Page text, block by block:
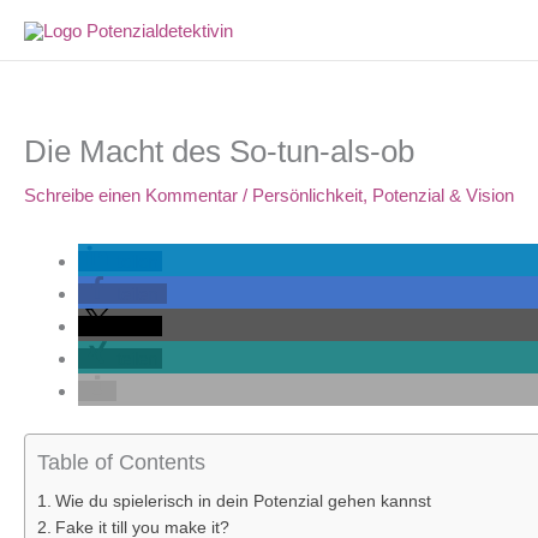
Inhalt
Die Macht des So-tun-als-ob
Schreibe einen Kommentar / Persönlichkeit, Potenzial & Vision
Table of Contents
Wie du spielerisch in dein Potenzial gehen kannst
Fake it till you make it?